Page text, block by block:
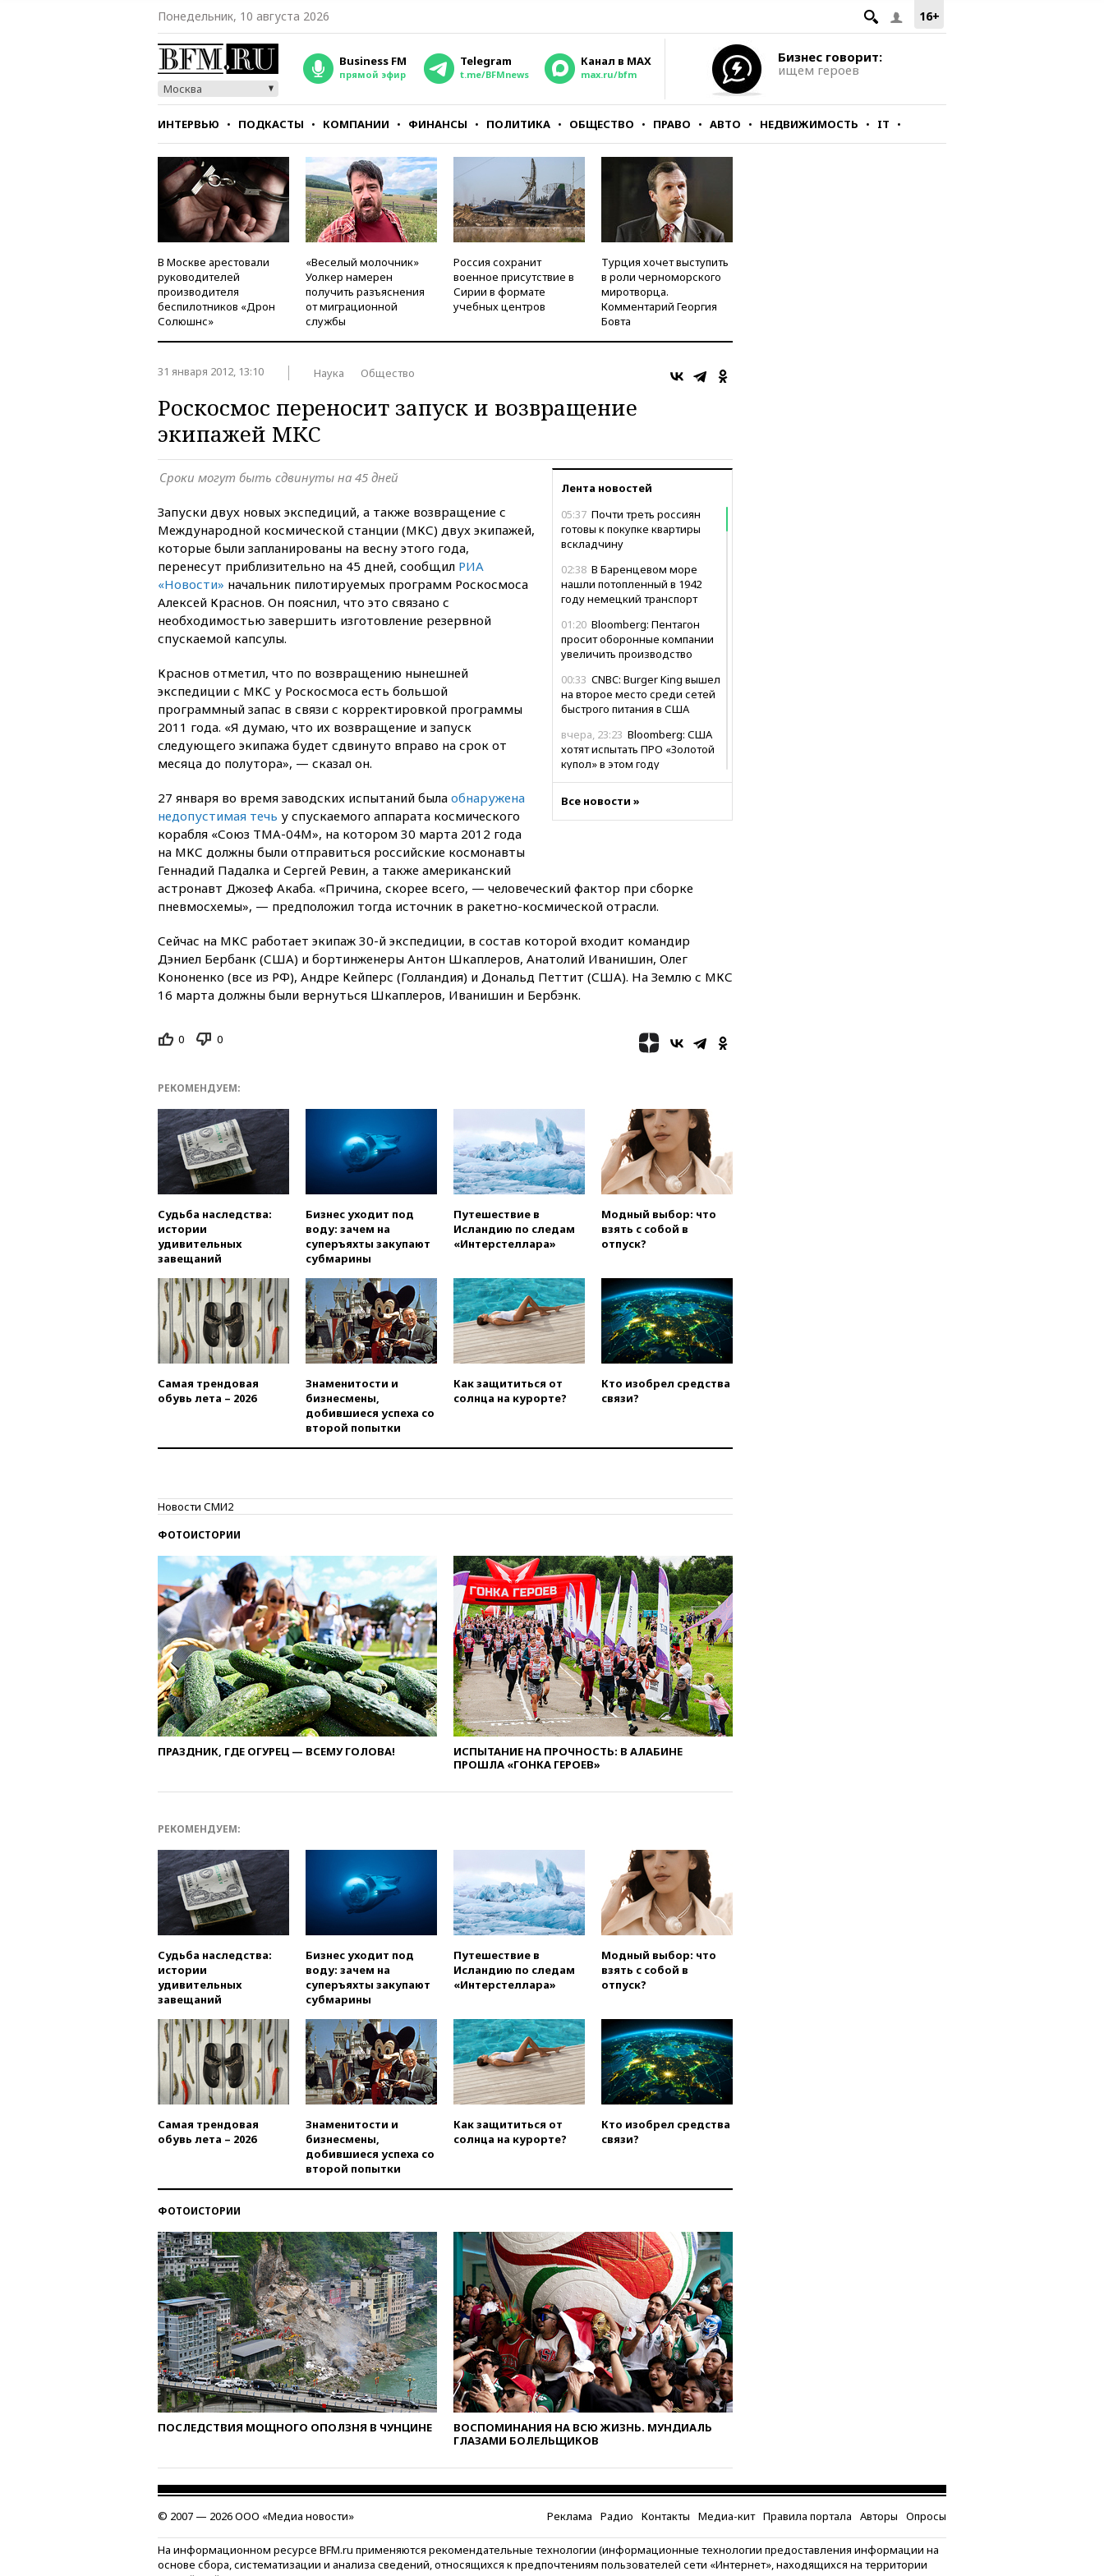
16+
Понедельник, 10 августа 2026
Москва
Business FM
прямой эфир
Telegram
t.me/BFMnews
Канал в MAX
max.ru/bfm
Бизнес говорит:
ищем героев
ИНТЕРВЬЮ ПОДКАСТЫ КОМПАНИИ ФИНАНСЫ ПОЛИТИКА ОБЩЕСТВО ПРАВО АВТО НЕДВИЖИМОСТЬ IT
СТИЛЬ ТЕСТЫ
В Москве арестовали
руководителей
производителя
беспилотников «Дрон
Солюшнс»
«Веселый молочник»
Уолкер намерен
получить разъяснения
от миграционной
службы
Россия сохранит
военное присутствие в
Сирии в формате
учебных центров
Турция хочет выступить
в роли черноморского
миротворца.
Комментарий Георгия
Бовта
31 января 2012, 13:10 Наука Общество
Роскосмос переносит запуск и возвращение
экипажей МКС
Лента новостей
05:37 Почти треть россиян
готовы к покупке квартиры
вскладчину
02:38 В Баренцевом море
нашли потопленный в 1942
году немецкий транспорт
01:20 Bloomberg: Пентагон
просит оборонные компании
увеличить производство
00:33 CNBC: Burger King вышел
на второе место среди сетей
быстрого питания в США
вчера, 23:23 Bloomberg: США
хотят испытать ПРО «Золотой
купол» в этом году
у России есть право провести
ЧЕ по водным видам спорта в
беспилотного поезда
«Ласточка»
дебютанту РПЛ «Родине» со
счетом 1:2
вчера, 20:44 WSJ: Трамп уже
готов прекратить войну с
Финляндия не
намерена передавать Украине
сократить срок уплаты
автоштрафов для
иностранцев с 60 дней до
суток
вчера, 19:13
Оборонным
компаниям в США поручено
оперативно нарастить
производство вооружений
вчера, 18:54 ТАСС: Украина
экспорта из-за простоя в
портах Одессы
вчера, 18:18БПЛА повторно
атаковали Белгород
вчера, 17:42 Израиль отверг
войск из сектора Газа
договорились о присутствии
российских военных баз в
вчера, 16:16Bloomberg: США
потратят 400 млн долларов на
противодроновые лазеры
вчера, 15:48Reuters:
европейский аналог Starlink
IRIS2 может появиться в 2029
году
вчера, 15:46«Росатом»
возвращает специалистов в
Иран на АЭС «Бушер»
вчера, 15:15В Москве
арестованы два руководителя
производителя БПЛА
высший уровень опасности из-
за приближения тайфуна
вчера, 13:47Welt am Sonntag:
ЕС нарастил импорт
российского СПГ
вчера, 13:13 Число жертв
атаки БПЛА на Белгород
выросло до пяти
опасность объявлена в
Московской области
вчера, 12:48На фоне угрозы
БПЛА приостановил работу
аэропорт Калуги
вчера, 12:37
ВС РФ заняли
еще два села в ДНР
вчера, 11:11Одесса осталась
без света и воды
вчера, 10:53 Три человека
погибли в результате ночной
атаки БПЛА ВСУ на Белгород
вчера, 10:31 ВС РФ ударили по
одесской портовой
инфраструктуре
вчера, 10:10Премьер Японии
атомная бомба разрушила
Нагасаки
ранены в ходе атаки БПЛА на
ночь сбито 153 украинских
БПЛА
Все новости »
Сроки могут быть сдвинуты на 45 дней
Запуски двух новых экспедиций, а также возвращение с
Международной космической станции (МКС) двух экипажей,
которые были запланированы на весну этого года,
перенесут приблизительно на 45 дней, сообщил РИА
«Новости» начальник пилотируемых программ Роскосмоса
Алексей Краснов. Он пояснил, что это связано с
необходимостью завершить изготовление резервной
спускаемой капсулы.
Краснов отметил, что по возвращению нынешней
экспедиции с МКС у Роскосмоса есть большой
программный запас в связи с корректировкой программы
2011 года. «Я думаю, что их возвращение и запуск
следующего экипажа будет сдвинуто вправо на срок от
месяца до полутора», — сказал он.
27 января во время заводских испытаний была обнаружена
недопустимая течь у спускаемого аппарата космического
корабля «Союз ТМА-04М», на котором 30 марта 2012 года
на МКС должны были отправиться российские космонавты
Геннадий Падалка и Сергей Ревин, а также американский
астронавт Джозеф Акаба. «Причина, скорее всего, — человеческий фактор при сборке
пневмосхемы», — предположил тогда источник в ракетно-космической отрасли.
Сейчас на МКС работает экипаж 30-й экспедиции, в состав которой входит командир
Дэниел Бербанк (США) и бортинженеры Антон Шкаплеров, Анатолий Иванишин, Олег
Кононенко (все из РФ), Андре Кейперс (Голландия) и Дональд Петтит (США). На Землю с МКС
16 марта должны были вернуться Шкаплеров, Иванишин и Бербэнк.
0 0
РЕКОМЕНДУЕМ:
Судьба наследства:
истории
удивительных
завещаний
Бизнес уходит под
воду: зачем на
суперъяхты закупают
субмарины
Путешествие в
Исландию по следам
«Интерстеллара»
Модный выбор: что
взять с собой в
отпуск?
Самая трендовая
обувь лета – 2026
Знаменитости и
бизнесмены,
добившиеся успеха со
второй попытки
Как защититься от
солнца на курорте?
Кто изобрел средства
связи?
Новости СМИ2
ФОТОИСТОРИИ
ПРАЗДНИК, ГДЕ ОГУРЕЦ — ВСЕМУ ГОЛОВА!
ИСПЫТАНИЕ НА ПРОЧНОСТЬ: В АЛАБИНЕ
ПРОШЛА «ГОНКА ГЕРОЕВ»
РЕКОМЕНДУЕМ:
Судьба наследства:
истории
удивительных
завещаний
Бизнес уходит под
воду: зачем на
суперъяхты закупают
субмарины
Путешествие в
Исландию по следам
«Интерстеллара»
Модный выбор: что
взять с собой в
отпуск?
Самая трендовая
обувь лета – 2026
Знаменитости и
бизнесмены,
добившиеся успеха со
второй попытки
Как защититься от
солнца на курорте?
Кто изобрел средства
связи?
ФОТОИСТОРИИ
ПОСЛЕДСТВИЯ МОЩНОГО ОПОЛЗНЯ В ЧУНЦИНЕ
ВОСПОМИНАНИЯ НА ВСЮ ЖИЗНЬ. МУНДИАЛЬ
ГЛАЗАМИ БОЛЕЛЬЩИКОВ
© 2007 — 2026 ООО «Медиа новости» Реклама Радио Контакты Медиа-кит Правила портала Авторы Опросы
На информационном ресурсе BFM.ru применяются рекомендательные технологии (информационные технологии предоставления информации на
основе сбора, систематизации и анализа сведений, относящихся к предпочтениям пользователей сети «Интернет», находящихся на территории